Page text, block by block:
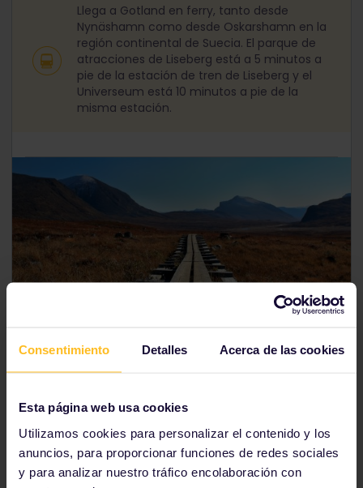
Consentimiento Detalles Acerca de las cookies
Esta página web usa cookies
Utilizamos cookies para personalizar el contenido y los
anuncios, para proporcionar funciones de redes sociales
y para analizar nuestro tráfico encolaboración con
Llega a Gotland en ferry, tanto desde
Nynäshamn como desde Oskarshamn en la
región continental de Suecia. El parque de
atracciones de Liseberg está a 5 minutos a
pie de la estación de tren de Liseberg y el
Universeum está 10 minutos a pie de la
misma estación.
El paisaje del que están hechos los
sueños
Si te atrae Suecia por su despampanante naturaleza,